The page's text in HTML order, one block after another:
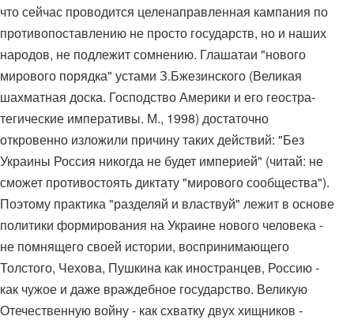
что сейчас проводится целенаправленная кампания по
противопоставлению не просто государств, но и наших
народов, не подлежит сомнению. Глашатаи "нового
мирового порядка" устами З.Бжезинского (Великая
шахматная доска. Господство Америки и его геостра-
тегические императивы. М., 1998) достаточно
откровенно изложили причину таких действий: "Без
Украины Россия никогда не будет империей" (читай: не
сможет противостоять диктату "мирового сообщества").
Поэтому практика "разделяй и властвуй" лежит в основе
политики формирования на Украине нового человека -
не помнящего своей истории, воспринимающего
Толстого, Чехова, Пушкина как иностранцев, Россию -
как чужое и даже враждебное государство. Великую
Отечественную войну - как схватку двух хищников -